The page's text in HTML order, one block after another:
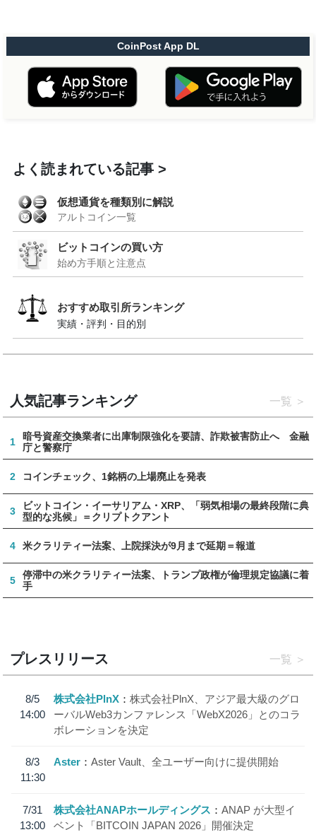
CoinPost App DL
よく読まれている記事
仮想通貨を種類別に解説
アルトコイン一覧
ビットコインの買い方
始め方手順と注意点
おすすめ取引所ランキング
実績・評判・目的別
人気記事ランキング 一覧
1
暗号資産交換業者に出庫制限強化を要請、詐欺被害防止へ 金融
庁と警察庁
2 コインチェック、1銘柄の上場廃止を発表
3
ビットコイン・イーサリアム・XRP、「弱気相場の最終段階に典
型的な兆候」＝クリプトクアント
4 米クラリティー法案、上院採決が9月まで延期＝報道
5
停滞中の米クラリティー法案、トランプ政権が倫理規定協議に着
手
プレスリリース 一覧
8/5
14:00
株式会社PlnX
株式会社PlnX、アジア最大級のグロ
ーバルWeb3カンファレンス「WebX2026」とのコラ
ボレーションを決定
8/3
11:30
Aster Aster Vault、全ユーザー向けに提供開始
7/31
13:00
株式会社ANAPホールディングス
ANAP が大型イ
ベント「BITCOIN JAPAN 2026」開催決定